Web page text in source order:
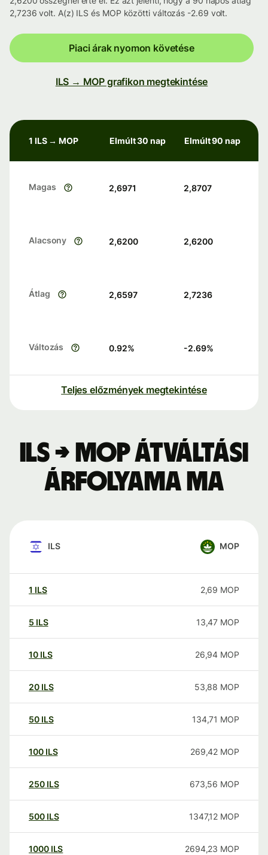
2,7236 volt. A(z) ILS és MOP közötti változás -2.69 volt.
Piaci árak nyomon követése
ILS → MOP grafikon megtekintése
1 ILS → MOP Elmúlt 30 nap Elmúlt 90 nap
Magas 2,6971 2,8707
Alacsony 2,6200 2,6200
Átlag 2,6597 2,7236
Változás 0.92% -2.69%
Teljes előzmények megtekintése
ILS → MOP átváltási
árfolyama ma
ILS MOP
1 ILS 2,69 MOP
5 ILS 13,47 MOP
10 ILS 26,94 MOP
20 ILS 53,88 MOP
50 ILS 134,71 MOP
100 ILS 269,42 MOP
250 ILS 673,56 MOP
500 ILS 1347,12 MOP
1000 ILS 2694,23 MOP